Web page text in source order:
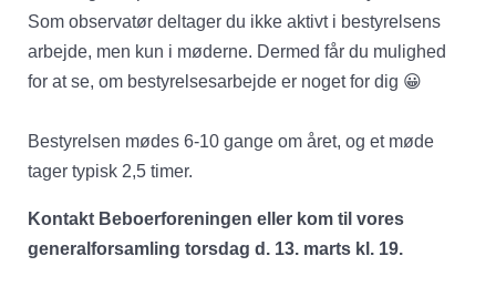
Som observatør deltager du ikke aktivt i bestyrelsens
arbejde, men kun i møderne. Dermed får du mulighed
for at se, om bestyrelsesarbejde er noget for dig 😀
Bestyrelsen mødes 6-10 gange om året, og et møde
tager typisk 2,5 timer.
Kontakt Beboerforeningen eller kom til vores
generalforsamling torsdag d. 13. marts kl. 19.